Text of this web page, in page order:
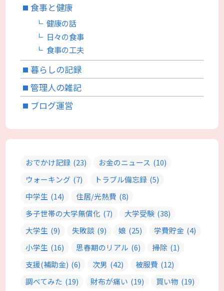
食事と健康
健康の話
日々の食事
食事の工夫
暮らしの記録
管理人の雑記
ブログ運営
おでかけ記録 (23) お金のニュース (10)
ウォーキング (7) トラブル備忘録 (5)
中学生 (14) 住居/光熱費 (8)
多子世帯の大学無償化 (7) 大学受験 (38)
大学生 (9) 失敗談 (9) 娘 (25) 学費貯金 (4)
小学生 (16) 思春期のリアル (6) 掃除 (1)
支援(補助金) (6) 次男 (42) 被服費 (12)
調べてみた (19) 財布が痛い (19) 買い物 (19)